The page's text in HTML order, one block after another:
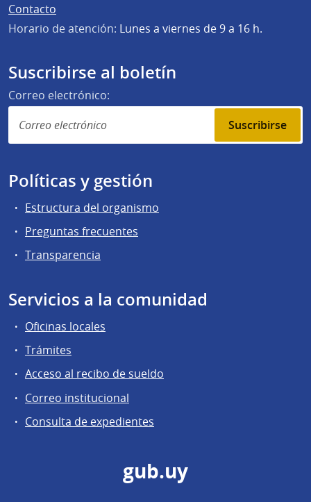
Contacto
Horario de atención: Lunes a viernes de 9 a 16 h.
Suscribirse al boletín
Correo electrónico:
Suscribirse
Políticas y gestión
Estructura del organismo
Preguntas frecuentes
Transparencia
Servicios a la comunidad
Oficinas locales
Trámites
Acceso al recibo de sueldo
Correo institucional
Consulta de expedientes
gub.uy